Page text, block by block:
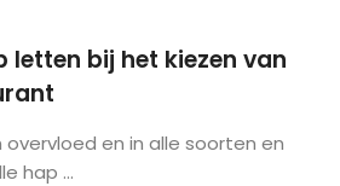
letten bij het kiezen van
overvloed en in alle soorten en
hap ...